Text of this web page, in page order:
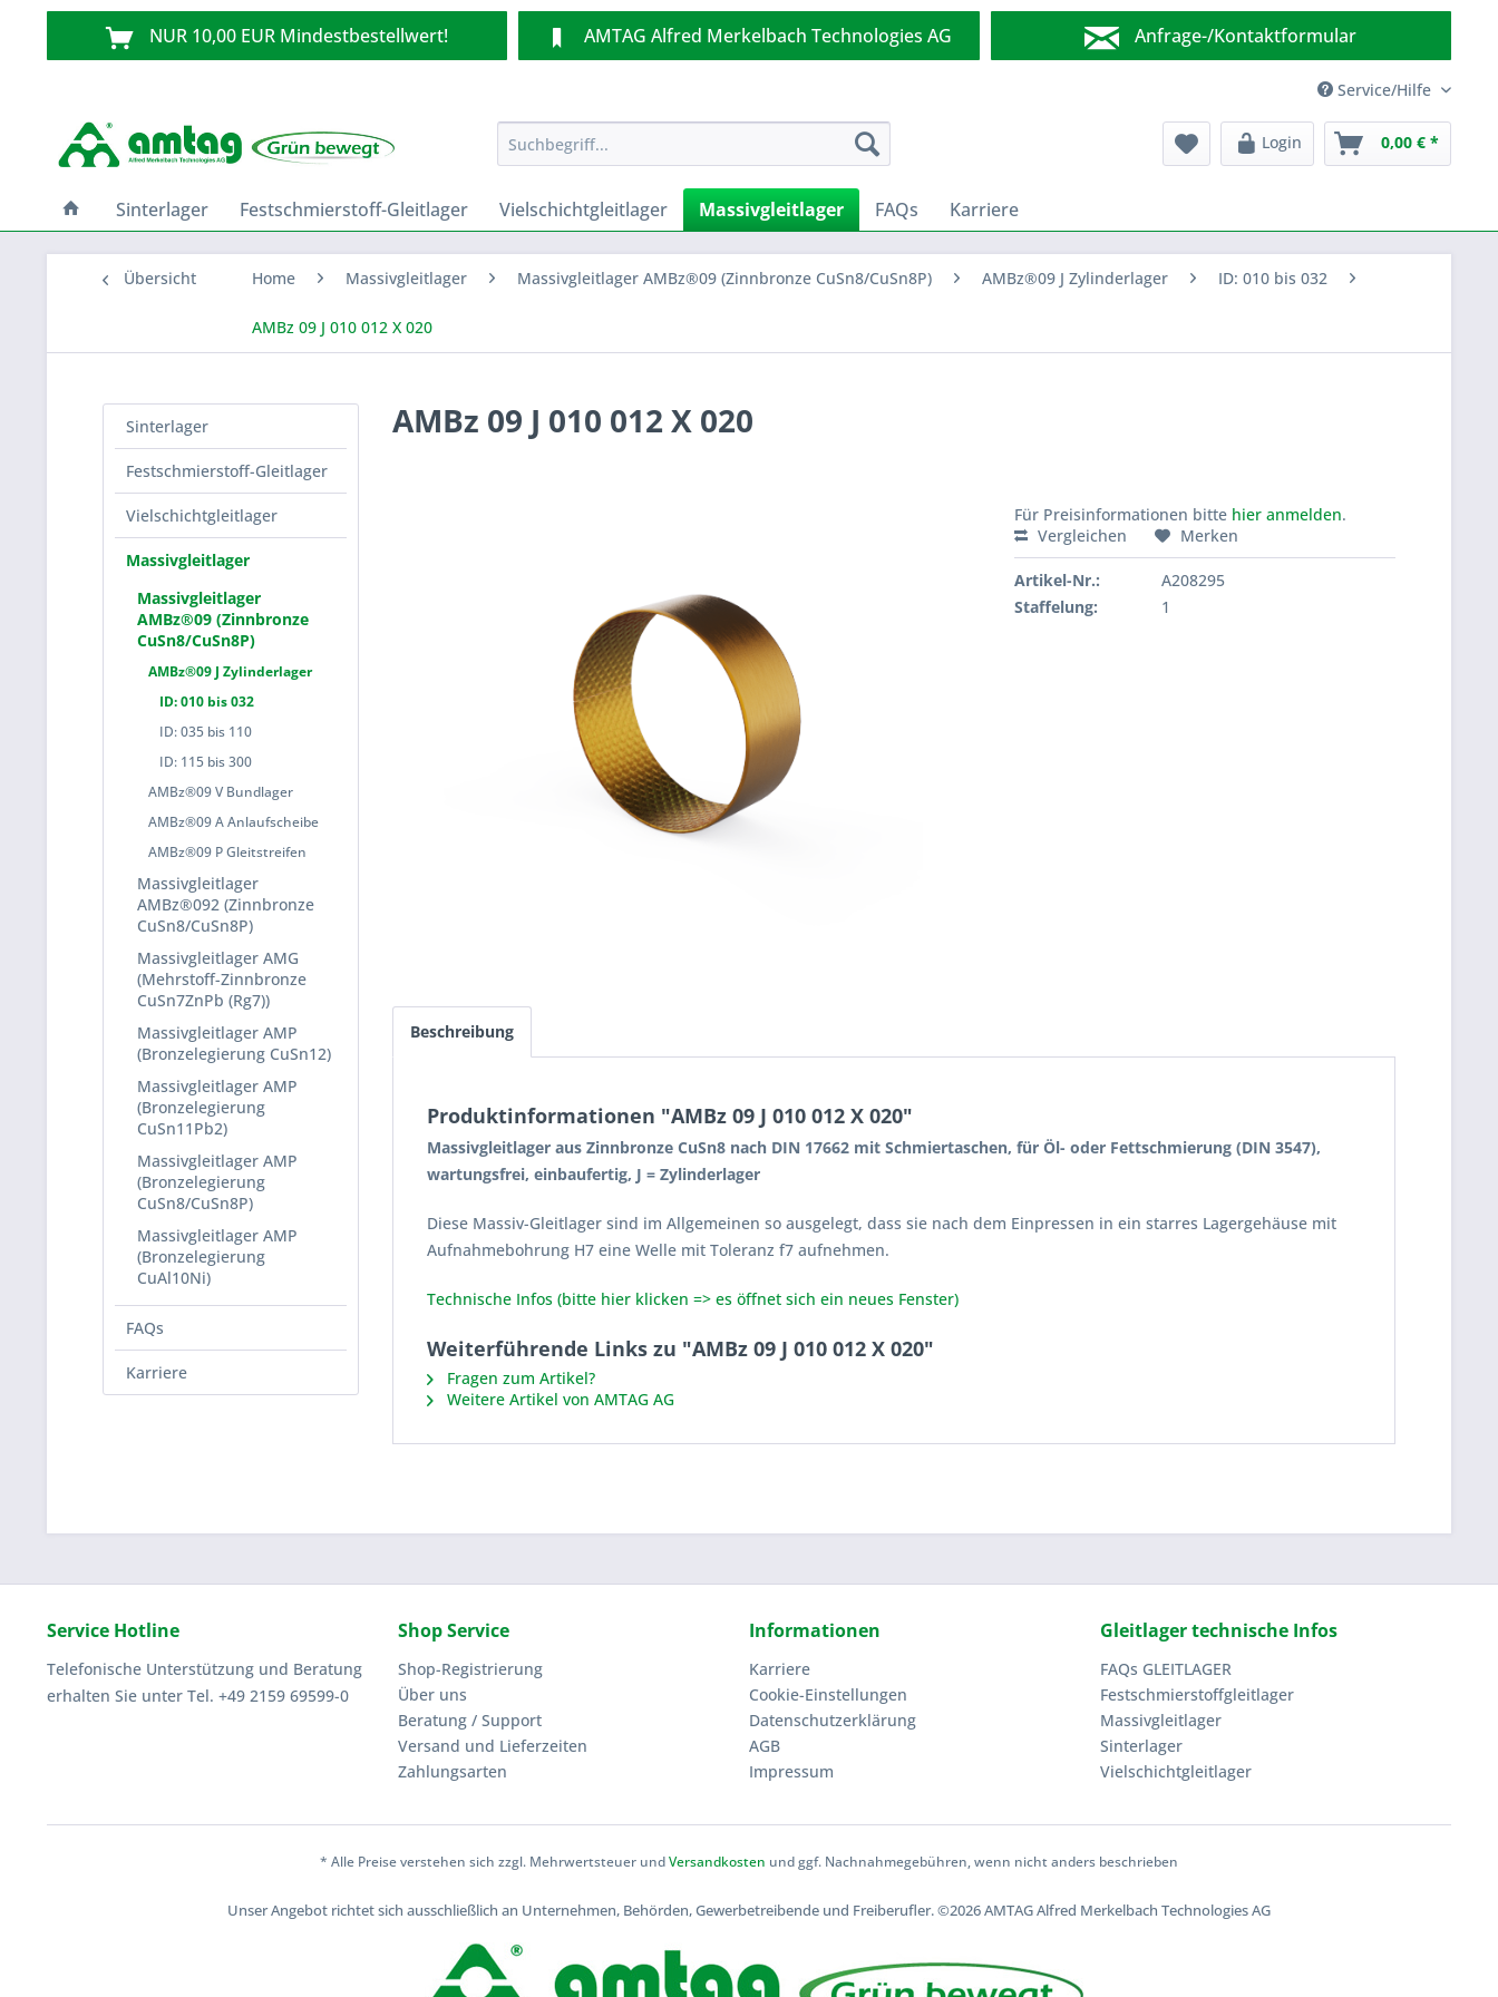
NUR 10,00 EUR Mindestbestellwert! AMTAG Alfred Merkelbach Technologies AG
Anfrage-/Kontaktformular
Wir sind für Sie da! Service/Hilfe
Login 0,00 € *
Sinterlager Festschmierstoff-Gleitlager Vielschichtgleitlager Massivgleitlager FAQs Karriere
Übersicht Home Massivgleitlager Massivgleitlager AMBz®09 (Zinnbronze CuSn8/CuSn8P) AMBz®09 J Zylinderlager ID: 010 bis 032
AMBz 09 J 010 012 X 020
Sinterlager
Festschmierstoff-Gleitlager
Vielschichtgleitlager
Massivgleitlager
Massivgleitlager
AMBz®09 (Zinnbronze
CuSn8/CuSn8P)
AMBz®09 J Zylinderlager
ID: 010 bis 032
ID: 035 bis 110
ID: 115 bis 300
AMBz®09 V Bundlager
AMBz®09 A Anlaufscheibe
AMBz®09 P Gleitstreifen
Massivgleitlager
AMBz®092 (Zinnbronze
CuSn8/CuSn8P)
Massivgleitlager AMG
(Mehrstoff-Zinnbronze
CuSn7ZnPb (Rg7))
Massivgleitlager AMP
(Bronzelegierung CuSn12)
Massivgleitlager AMP
(Bronzelegierung
CuSn11Pb2)
Massivgleitlager AMP
(Bronzelegierung
CuSn8/CuSn8P)
Massivgleitlager AMP
(Bronzelegierung
CuAl10Ni)
FAQs
Karriere
AMBz 09 J 010 012 X 020
Für Preisinformationen bitte hier anmelden.
Vergleichen
Merken
Artikel-Nr.:
A208295
Staffelung:
1
Beschreibung
Produktinformationen "AMBz 09 J 010 012 X 020"
Massivgleitlager aus Zinnbronze CuSn8 nach DIN 17662 mit Schmiertaschen, für Öl- oder Fettschmierung (DIN 3547),
wartungsfrei, einbaufertig, J = Zylinderlager
Diese Massiv-Gleitlager sind im Allgemeinen so ausgelegt, dass sie nach dem Einpressen in ein starres Lagergehäuse mit
Aufnahmebohrung H7 eine Welle mit Toleranz f7 aufnehmen.
Technische Infos (bitte hier klicken => es öffnet sich ein neues Fenster)
Weiterführende Links zu "AMBz 09 J 010 012 X 020"
Fragen zum Artikel?
Weitere Artikel von AMTAG AG
Service Hotline
Telefonische Unterstützung und Beratung
erhalten Sie unter Tel. +49 2159 69599-0
Shop Service
Shop-Registrierung
Über uns
Beratung / Support
Versand und Lieferzeiten
Zahlungsarten
Informationen
Karriere
Cookie-Einstellungen
Datenschutzerklärung
AGB
Impressum
Gleitlager technische Infos
FAQs GLEITLAGER
Festschmierstoffgleitlager
Massivgleitlager
Sinterlager
Vielschichtgleitlager
* Alle Preise verstehen sich zzgl. Mehrwertsteuer undVersandkosten und ggf. Nachnahmegebühren, wenn nicht anders beschrieben
Unser Angebot richtet sich ausschließlich an Unternehmen, Behörden, Gewerbetreibende und Freiberufler.©2026 AMTAG Alfred Merkelbach Technologies AG